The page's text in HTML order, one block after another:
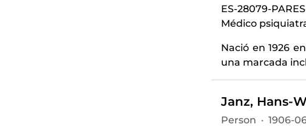
ES-28079-
Médico
Nació en 1926
una marcada
Janz, Hans-
Person · 1906-